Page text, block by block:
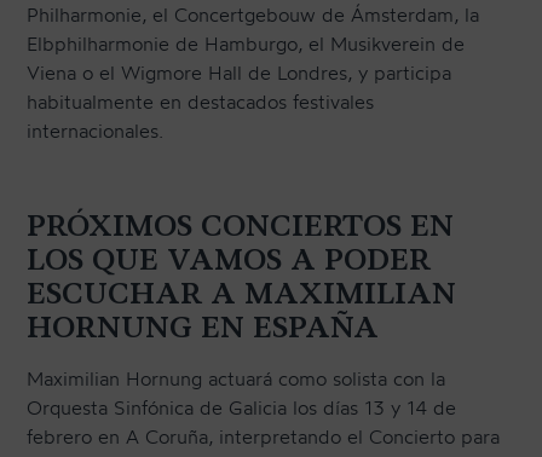
Philharmonie, el Concertgebouw de Ámsterdam, la
Elbphilharmonie de Hamburgo, el Musikverein de
Viena o el Wigmore Hall de Londres, y participa
habitualmente en destacados festivales
internacionales.
PRÓXIMOS CONCIERTOS EN
LOS QUE VAMOS A PODER
ESCUCHAR A MAXIMILIAN
HORNUNG EN ESPAÑA
Maximilian Hornung actuará como solista con la
Orquesta Sinfónica de Galicia los días 13 y 14 de
febrero en A Coruña, interpretando el Concierto para